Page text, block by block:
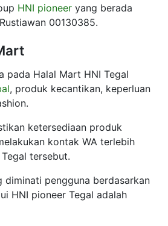
HNI pioneer yang berada
00130385.
pada Halal Mart HNI Tegal
, produk kecantikan, keperluan
ketersediaan produk
kontak WA terlebih
tersebut.
diminati pengguna berdasarkan
HNI pioneer Tegal adalah